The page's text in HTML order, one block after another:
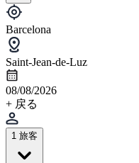
Barcelona
Saint-Jean-de-Luz
08/08/2026
+ 戻る
1 旅客